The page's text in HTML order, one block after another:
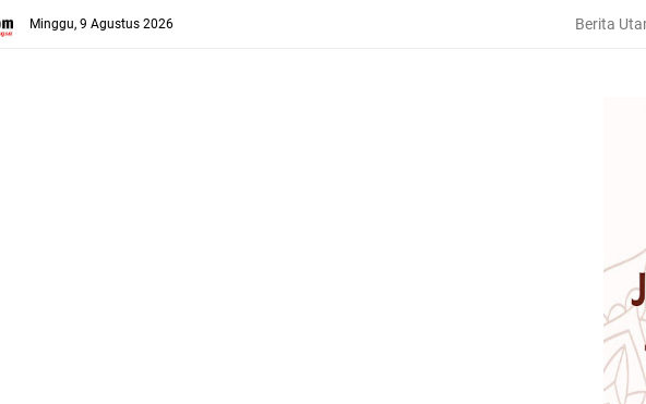
Minggu, 9 Agustus 2026 Berita